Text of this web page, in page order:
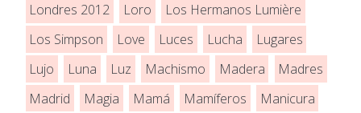
Londres 2012
Loro
Los Hermanos Lumière
Los Simpson
Love Luces Lucha
Lugares
Lujo
Luna Luz Machismo Madera
Madres
Madrid
Magia Mamá Mamíferos
Manicura